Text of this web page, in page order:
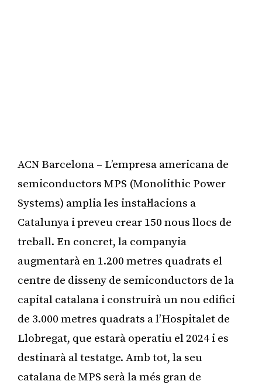
ACN Barcelona – L’empresa americana de
semiconductors MPS (Monolithic Power
Systems) amplia les instal·lacions a
Catalunya i preveu crear 150 nous llocs de
treball. En concret, la companyia
augmentarà en 1.200 metres quadrats el
centre de disseny de semiconductors de la
capital catalana i construirà un nou edifici
de 3.000 metres quadrats a l’Hospitalet de
Llobregat, que estarà operatiu el 2024 i es
destinarà al testatge. Amb tot, la seu
catalana de MPS serà la més gran de